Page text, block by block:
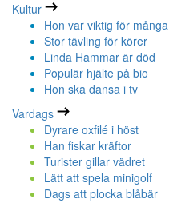
Kultur
Hon var viktig för många
Stor tävling för körer
Linda Hammar är död
Populär hjälte på bio
Hon ska dansa i tv
Vardags
Dyrare oxfilé i höst
Han fiskar kräftor
Turister gillar vädret
Lätt att spela minigolf
Dags att plocka blåbär